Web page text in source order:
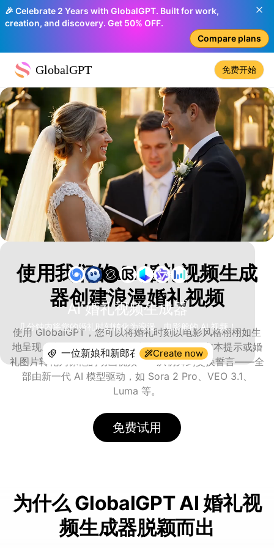
🎉 Celebrate 2 Years with GlobalGPT. Built for work,
creation, and discovery. Get 50% OFF.
Compare plans
GlobalGPT 免费开始
AI 婚礼视频生成器
几分钟内将您的婚礼时刻转化为浪漫、电影般的 AI 视频！
Create now
使用我们的 AI 婚礼视频生成
器创建浪漫婚礼视频
使用 GlobalGPT，您可以将婚礼时刻以电影风格栩栩如生
地呈现。我们的 AI 婚礼视频生成器将简单的文本提示或婚
礼图片转化为惊艳的动画视频——从初舞到交换誓言——全
部由新一代 AI 模型驱动，如 Sora 2 Pro、VEO 3.1、
Luma 等。
免费试用
为什么 GlobalGPT AI 婚礼视
频生成器脱颖而出